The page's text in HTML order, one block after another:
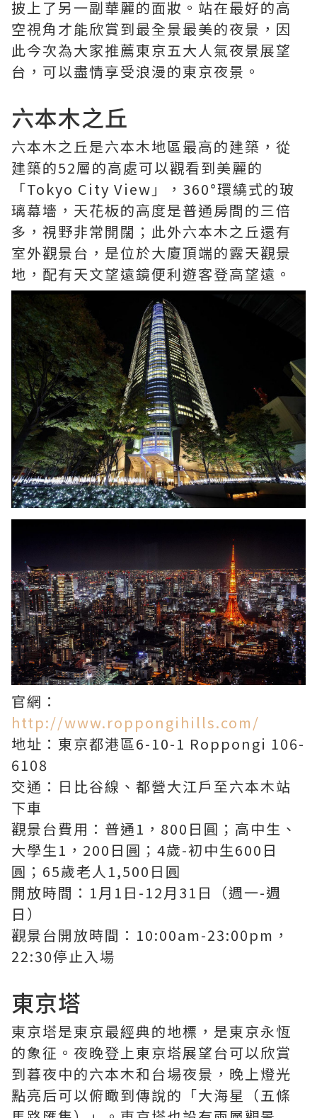
披上了另一副華麗的面妝。站在最好的高
空視角才能欣賞到最全景最美的夜景，因
此今次為大家推薦東京五大人氣夜景展望
台，可以盡情享受浪漫的東京夜景。
六本木之丘
六本木之丘是六本木地區最高的建築，從
建築的52層的高處可以觀看到美麗的
「Tokyo City View」，360°環繞式的玻
璃幕墻，天花板的高度是普通房間的三倍
多，視野非常開闊；此外六本木之丘還有
室外觀景台，是位於大廈頂端的露天觀景
地，配有天文望遠鏡便利遊客登高望遠。
官網：
http://www.roppongihills.com/
地址：東京都港區6-10-1 Roppongi 106-
6108
交通：日比谷線、都營大江戶至六本木站
下車
觀景台費用：普通1，800日圓；高中生、
大學生1，200日圓；4歲-初中生600日
圓；65歲老人1,500日圓
開放時間：1月1日-12月31日（週一-週
日）
觀景台開放時間：10:00am-23:00pm，
22:30停止入場
東京塔
東京塔是東京最經典的地標，是東京永恆
的象征。夜晚登上東京塔展望台可以欣賞
到暮夜中的六本木和台場夜景，晚上燈光
點亮后可以俯瞰到傳說的「大海星（五條